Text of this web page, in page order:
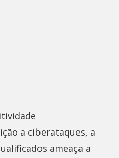
a ciberataques, a
ameaça a